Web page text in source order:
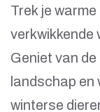
Trek je
verkwikkende
Geniet van
landschap
winterse